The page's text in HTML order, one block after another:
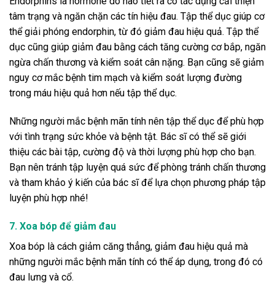
tâm trạng và ngăn chặn các tín hiệu đau. Tập thể dục giúp cơ
thể giải phóng endorphin, từ đó giảm đau hiệu quả. Tập thể
dục cũng giúp giảm đau bằng cách tăng cường cơ bắp, ngăn
ngừa chấn thương và kiểm soát cân nặng. Bạn cũng sẽ giảm
nguy cơ mắc bệnh tim mạch và kiểm soát lượng đường
trong máu hiệu quả hơn nếu tập thể dục.
Những người mắc bệnh mãn tính nên tập thể dục để phù hợp
với tình trạng sức khỏe và bệnh tật. Bác sĩ có thể sẽ giới
thiệu các bài tập, cường độ và thời lượng phù hợp cho bạn.
Bạn nên tránh tập luyện quá sức để phòng tránh chấn thương
và tham khảo ý kiến ​​của bác sĩ để lựa chọn phương pháp tập
luyện phù hợp nhé!
7. Xoa bóp để giảm đau
Xoa bóp là cách giảm căng thẳng, giảm đau hiệu quả mà
những người mắc bệnh mãn tính có thể áp dụng, trong đó có
đau lưng và cổ.